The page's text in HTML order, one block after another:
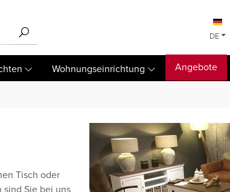
DE
Wohnungseinrichtung Angebote
Tisch oder
sind Sie bei uns